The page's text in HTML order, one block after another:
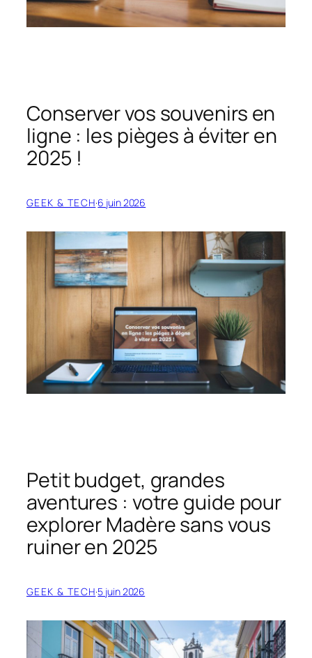
Conserver vos souvenirs en
ligne : les pièges à éviter en
2025 !
GEEK & TECH·6 juin 2026
Petit budget, grandes
aventures : votre guide pour
explorer Madère sans vous
ruiner en 2025
GEEK & TECH·5 juin 2026